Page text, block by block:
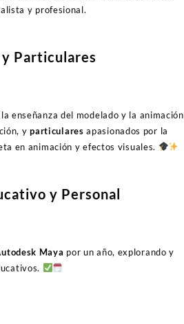
y profesional.
Particulares
enseñanza del modelado y la animación
yparticulares apasionados por la
en animación y efectos visuales.
y Personal
Maya por un año, explorando y